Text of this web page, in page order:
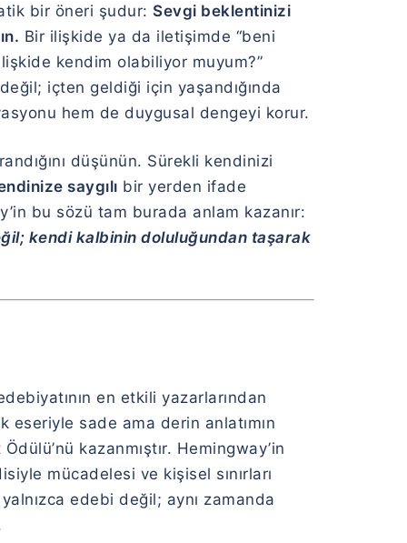
bir öneri şudur: Sevgi beklentinizi
Bir ilişkide ya da iletişimde “beni
kendim olabiliyor muyum?”
içten geldiği için yaşandığında
hem de duygusal dengeyi korur.
düşünün. Sürekli kendinizi
saygılı bir yerden ifade
bu sözü tam burada anlam kazanır:
kendi kalbinin doluluğundan taşarak
en etkili yazarlarından
eseriyle sade ama derin anlatımın
kazanmıştır. Hemingway’in
mücadelesi ve kişisel sınırları
edebi değil; aynı zamanda